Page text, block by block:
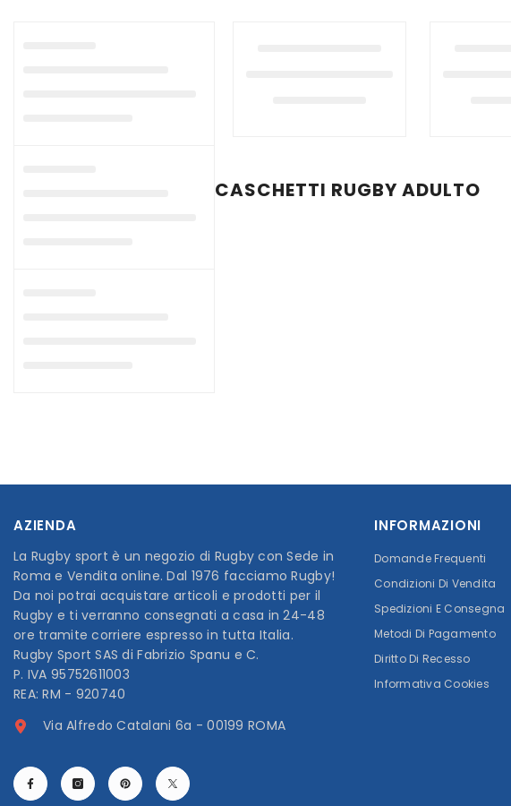
CASCHETTI RUGBY ADULTO
AZIENDA
La Rugby sport è un negozio di Rugby con Sede in
Roma e Vendita online. Dal 1976 facciamo Rugby!
Da noi potrai acquistare articoli e prodotti per il
Rugby e ti verranno consegnati a casa in 24-48
ore tramite corriere espresso in tutta Italia.
Rugby Sport SAS di Fabrizio Spanu e C.
P. IVA 95752611003
REA: RM - 920740
Via Alfredo Catalani 6a - 00199 ROMA
INFORMAZIONI
Domande Frequenti
Condizioni Di Vendita
Spedizioni E Consegna
Metodi Di Pagamento
Diritto Di Recesso
Informativa Cookies